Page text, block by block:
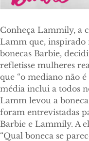
Conheça Lammily, a
Lamm que, inspirado
bonecas Barbie,
refletisse mulheres
que “o mediano não
média inclui a todos
Lamm levou a
foram entrevistadas
Barbie e Lammily. A
“Qual boneca se